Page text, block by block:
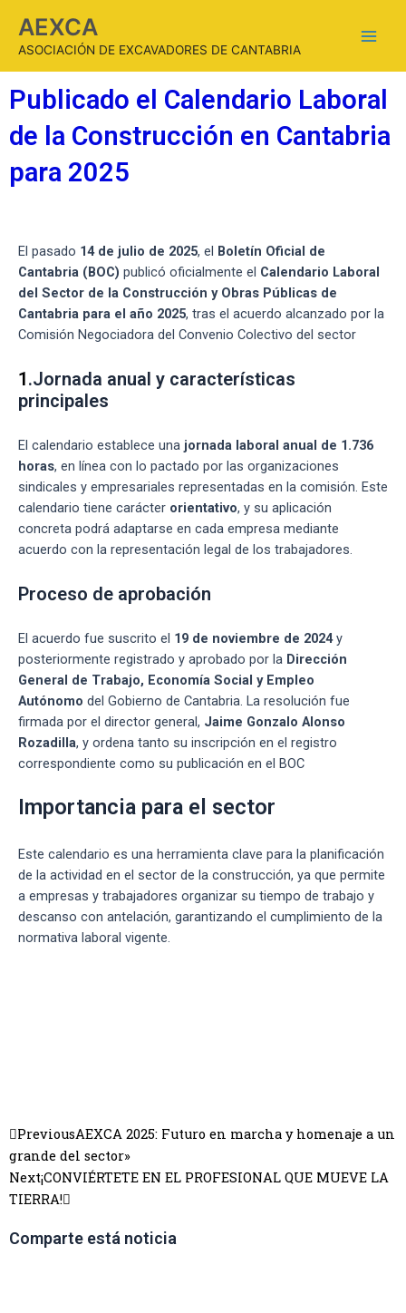
AEXCA
ASOCIACIÓN DE EXCAVADORES DE CANTABRIA
Publicado el Calendario Laboral
de la Construcción en Cantabria
para 2025
El pasado 14 de julio de 2025, el Boletín Oficial de
Cantabria (BOC) publicó oficialmente el Calendario Laboral
del Sector de la Construcción y Obras Públicas de
Cantabria para el año 2025, tras el acuerdo alcanzado por la
Comisión Negociadora del Convenio Colectivo del sector
1.Jornada anual y características
principales
El calendario establece una jornada laboral anual de 1.736
horas, en línea con lo pactado por las organizaciones
sindicales y empresariales representadas en la comisión. Este
calendario tiene carácter orientativo, y su aplicación
concreta podrá adaptarse en cada empresa mediante
acuerdo con la representación legal de los trabajadores.
Proceso de aprobación
El acuerdo fue suscrito el 19 de noviembre de 2024y
posteriormente registrado y aprobado por la Dirección
General de Trabajo, Economía Social y Empleo
Autónomo del Gobierno de Cantabria. La resolución fue
firmada por el director general, Jaime Gonzalo Alonso
Rozadilla, y ordena tanto su inscripción en el registro
correspondiente como su publicación en el BOC
Importancia para el sector
Este calendario es una herramienta clave para la planificación
de la actividad en el sector de la construcción, ya que permite
a empresas y trabajadores organizar su tiempo de trabajo y
descanso con antelación, garantizando el cumplimiento de la
normativa laboral vigente.
PreviousAEXCA 2025: Futuro en marcha y homenaje a un
grande del sector»
Next¡CONVIÉRTETE EN EL PROFESIONAL QUE MUEVE LA
TIERRA!
Comparte está noticia